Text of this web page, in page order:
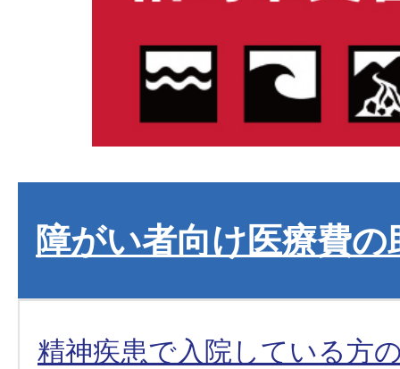
障がい者向け医療費の
精神疾患で入院している方